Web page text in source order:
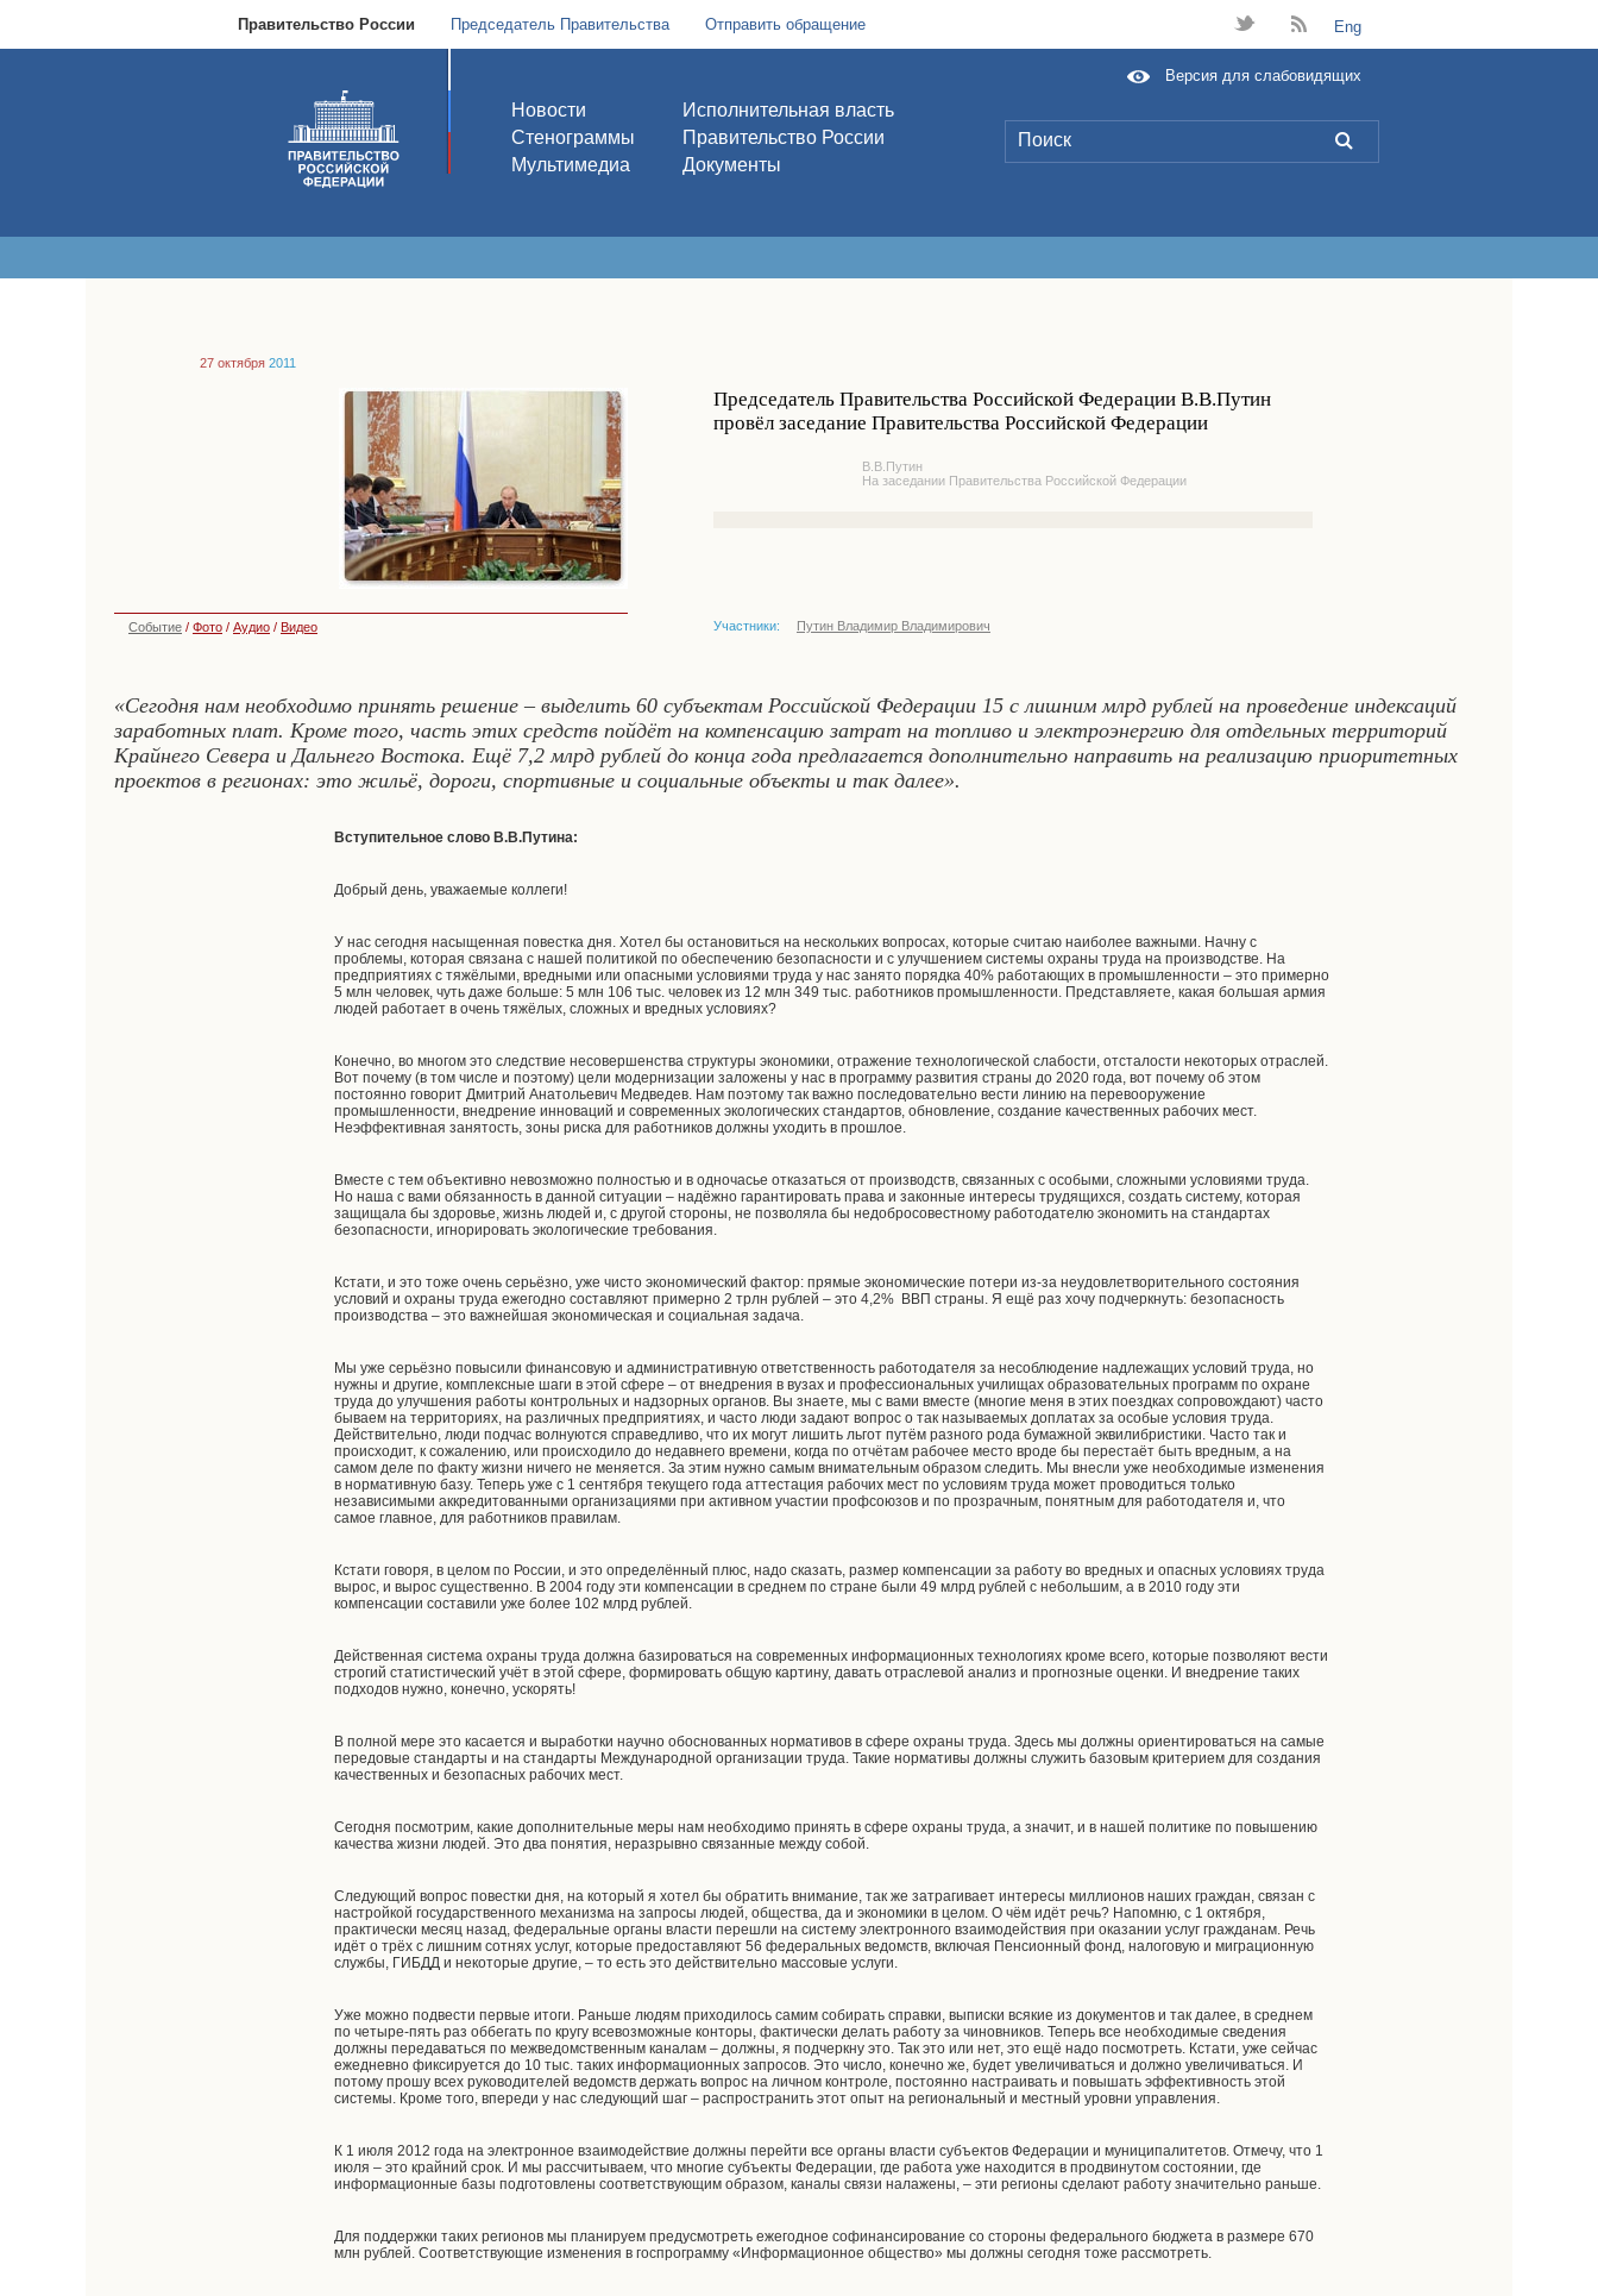
Правительство России Председатель Правительства Отправить обращение t B Eng
Новости
Стенограммы
Мультимедиа
Исполнительная власть
Правительство России
Документы
L
Версия для слабовидящих
27 октября 2011
Председатель Правительства Российской Федерации В.В.Путин
провёл заседание Правительства Российской Федерации
В.В.Путин
На заседании Правительства Российской Федерации
Событие / Фото / Аудио / Видео Участники: Путин Владимир Владимирович
«Сегодня нам необходимо принять решение – выделить 60 субъектам Российской Федерации 15 с лишним млрд рублей на проведение индексаций
заработных плат. Кроме того, часть этих средств пойдёт на компенсацию затрат на топливо и электроэнергию для отдельных территорий
Крайнего Севера и Дальнего Востока. Ещё 7,2 млрд рублей до конца года предлагается дополнительно направить на реализацию приоритетных
проектов в регионах: это жильё, дороги, спортивные и социальные объекты и так далее».
Вступительное слово В.В.Путина:
Добрый день, уважаемые коллеги!
У нас сегодня насыщенная повестка дня. Хотел бы остановиться на нескольких вопросах, которые считаю наиболее важными. Начну с
проблемы, которая связана с нашей политикой по обеспечению безопасности и с улучшением системы охраны труда на производстве. На
предприятиях с тяжёлыми, вредными или опасными условиями труда у нас занято порядка 40% работающих в промышленности – это примерно
5 млн человек, чуть даже больше: 5 млн 106 тыс. человек из 12 млн 349 тыс. работников промышленности. Представляете, какая большая армия
людей работает в очень тяжёлых, сложных и вредных условиях?
Конечно, во многом это следствие несовершенства структуры экономики, отражение технологической слабости, отсталости некоторых отраслей.
Вот почему (в том числе и поэтому) цели модернизации заложены у нас в программу развития страны до 2020 года, вот почему об этом
постоянно говорит Дмитрий Анатольевич Медведев. Нам поэтому так важно последовательно вести линию на перевооружение
промышленности, внедрение инноваций и современных экологических стандартов, обновление, создание качественных рабочих мест.
Неэффективная занятость, зоны риска для работников должны уходить в прошлое.
Вместе с тем объективно невозможно полностью и в одночасье отказаться от производств, связанных с особыми, сложными условиями труда.
Но наша с вами обязанность в данной ситуации – надёжно гарантировать права и законные интересы трудящихся, создать систему, которая
защищала бы здоровье, жизнь людей и, с другой стороны, не позволяла бы недобросовестному работодателю экономить на стандартах
безопасности, игнорировать экологические требования.
Кстати, и это тоже очень серьёзно, уже чисто экономический фактор: прямые экономические потери из-за неудовлетворительного состояния
условий и охраны труда ежегодно составляют примерно 2 трлн рублей – это 4,2% ВВП страны. Я ещё раз хочу подчеркнуть: безопасность
производства – это важнейшая экономическая и социальная задача.
Мы уже серьёзно повысили финансовую и административную ответственность работодателя за несоблюдение надлежащих условий труда, но
нужны и другие, комплексные шаги в этой сфере – от внедрения в вузах и профессиональных училищах образовательных программ по охране
труда до улучшения работы контрольных и надзорных органов. Вы знаете, мы с вами вместе (многие меня в этих поездках сопровождают) часто
бываем на территориях, на различных предприятиях, и часто люди задают вопрос о так называемых доплатах за особые условия труда.
Действительно, люди подчас волнуются справедливо, что их могут лишить льгот путём разного рода бумажной эквилибристики. Часто так и
происходит, к сожалению, или происходило до недавнего времени, когда по отчётам рабочее место вроде бы перестаёт быть вредным, а на
самом деле по факту жизни ничего не меняется. За этим нужно самым внимательным образом следить. Мы внесли уже необходимые изменения
в нормативную базу. Теперь уже с 1 сентября текущего года аттестация рабочих мест по условиям труда может проводиться только
независимыми аккредитованными организациями при активном участии профсоюзов и по прозрачным, понятным для работодателя и, что
самое главное, для работников правилам.
Кстати говоря, в целом по России, и это определённый плюс, надо сказать, размер компенсации за работу во вредных и опасных условиях труда
вырос, и вырос существенно. В 2004 году эти компенсации в среднем по стране были 49 млрд рублей с небольшим, а в 2010 году эти
компенсации составили уже более 102 млрд рублей.
Действенная система охраны труда должна базироваться на современных информационных технологиях кроме всего, которые позволяют вести
строгий статистический учёт в этой сфере, формировать общую картину, давать отраслевой анализ и прогнозные оценки. И внедрение таких
подходов нужно, конечно, ускорять!
В полной мере это касается и выработки научно обоснованных нормативов в сфере охраны труда. Здесь мы должны ориентироваться на самые
передовые стандарты и на стандарты Международной организации труда. Такие нормативы должны служить базовым критерием для создания
качественных и безопасных рабочих мест.
Сегодня посмотрим, какие дополнительные меры нам необходимо принять в сфере охраны труда, а значит, и в нашей политике по повышению
качества жизни людей. Это два понятия, неразрывно связанные между собой.
Следующий вопрос повестки дня, на который я хотел бы обратить внимание, так же затрагивает интересы миллионов наших граждан, связан с
настройкой государственного механизма на запросы людей, общества, да и экономики в целом. О чём идёт речь? Напомню, с 1 октября,
практически месяц назад, федеральные органы власти перешли на систему электронного взаимодействия при оказании услуг гражданам. Речь
идёт о трёх с лишним сотнях услуг, которые предоставляют 56 федеральных ведомств, включая Пенсионный фонд, налоговую и миграционную
службы, ГИБДД и некоторые другие, – то есть это действительно массовые услуги.
Уже можно подвести первые итоги. Раньше людям приходилось самим собирать справки, выписки всякие из документов и так далее, в среднем
по четыре-пять раз оббегать по кругу всевозможные конторы, фактически делать работу за чиновников. Теперь все необходимые сведения
должны передаваться по межведомственным каналам – должны, я подчеркну это. Так это или нет, это ещё надо посмотреть. Кстати, уже сейчас
ежедневно фиксируется до 10 тыс. таких информационных запросов. Это число, конечно же, будет увеличиваться и должно увеличиваться. И
потому прошу всех руководителей ведомств держать вопрос на личном контроле, постоянно настраивать и повышать эффективность этой
системы. Кроме того, впереди у нас следующий шаг – распространить этот опыт на региональный и местный уровни управления.
К 1 июля 2012 года на электронное взаимодействие должны перейти все органы власти субъектов Федерации и муниципалитетов. Отмечу, что 1
июля – это крайний срок. И мы рассчитываем, что многие субъекты Федерации, где работа уже находится в продвинутом состоянии, где
информационные базы подготовлены соответствующим образом, каналы связи налажены, – эти регионы сделают работу значительно раньше.
Для поддержки таких регионов мы планируем предусмотреть ежегодное софинансирование со стороны федерального бюджета в размере 670
млн рублей. Соответствующие изменения в госпрограмму «Информационное общество» мы должны сегодня тоже рассмотреть.